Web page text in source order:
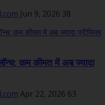
Jun 9, 2026 38
कम कीमत में अब ज्यादा
Apr 22, 2026 63